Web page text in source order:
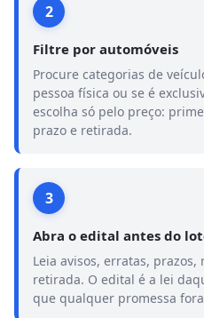
2
Filtre por automóveis
Procure categorias de
pessoa física ou se é
escolha só pelo preço:
prazo e retirada.
3
Abra o edital antes do
Leia avisos, erratas,
retirada. O edital é a lei
que qualquer promessa